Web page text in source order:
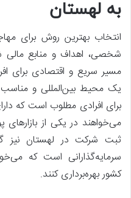
به لهستان
انتخاب بهترین روش برای
شخصی، اهداف و منابع مالی
مسیر سریع و اقتصادی برای
یک محیط بین‌المللی و
برای افرادی مطلوب است که
می‌خواهند در یکی از بازارهای
ثبت شرکت در لهستان نیز
سرمایه‌گذارانی است که
کشور بهره‌برداری کنند.